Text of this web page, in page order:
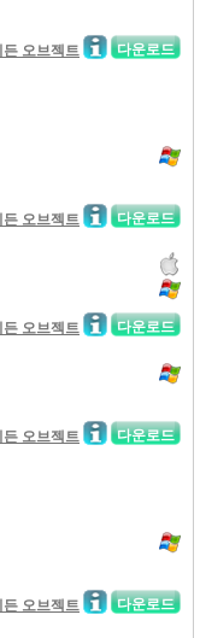
다운로드
든 오브젝트
다운로드
든 오브젝트
다운로드
든 오브젝트
다운로드
든 오브젝트
다운로드
든 오브젝트